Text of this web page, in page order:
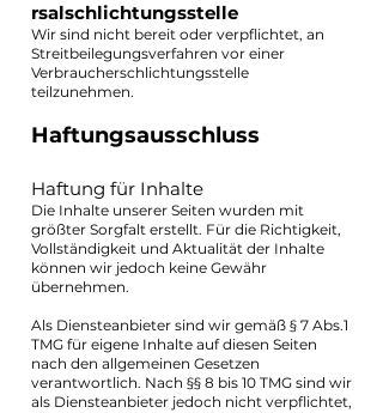
rsalschlichtungsstelle
Wir sind nicht bereit oder verpflichtet, an
Streitbeilegungsverfahren vor einer
Verbraucherschlichtungsstelle
teilzunehmen.
Haftungsausschluss
Haftung für Inhalte
Die Inhalte unserer Seiten wurden mit
größter Sorgfalt erstellt. Für die Richtigkeit,
Vollständigkeit und Aktualität der Inhalte
können wir jedoch keine Gewähr
übernehmen.
Als Diensteanbieter sind wir gemäß § 7 Abs.1
TMG für eigene Inhalte auf diesen Seiten
nach den allgemeinen Gesetzen
verantwortlich. Nach §§ 8 bis 10 TMG sind wir
als Diensteanbieter jedoch nicht verpflichtet,